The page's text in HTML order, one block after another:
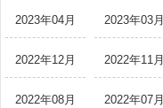
2023年04月 2023年03月
2022年12月 2022年11月
2022年08月 2022年07月